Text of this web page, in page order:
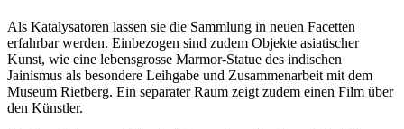
Als Katalysatoren lassen sie die Sammlung in neuen Facetten
erfahrbar werden. Einbezogen sind zudem Objekte asiatischer
Kunst, wie eine lebensgrosse Marmor-Statue des indischen
Jainismus als besondere Leihgabe und Zusammenarbeit mit dem
Museum Rietberg. Ein separater Raum zeigt zudem einen Film über
den Künstler.